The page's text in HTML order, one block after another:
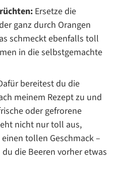
Ersetze die
ganz durch Orangen
schmeckt ebenfalls toll
in die selbstgemachte
bereitest du die
meinem Rezept zu und
oder gefrorene
nicht nur toll aus,
tollen Geschmack –
die Beeren vorher etwas